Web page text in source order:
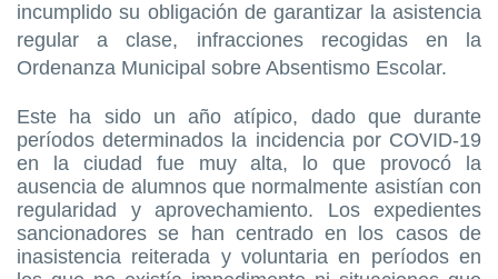
incumplido su obligación de garantizar la asistencia
regular a clase, infracciones recogidas en la
Ordenanza Municipal sobre Absentismo Escolar.
Este ha sido un año atípico, dado que durante
períodos determinados la incidencia por COVID-19
en la ciudad fue muy alta, lo que provocó la
ausencia de alumnos que normalmente asistían con
regularidad y aprovechamiento. Los expedientes
sancionadores se han centrado en los casos de
inasistencia reiterada y voluntaria en períodos en